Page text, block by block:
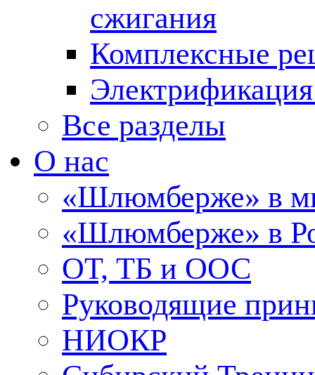
сжигания
Комплексные
Все разделы
О нас
«Шлюмберже» в
«Шлюмберже» в
ОТ, ТБ и ООС
Руководящие
НИОКР